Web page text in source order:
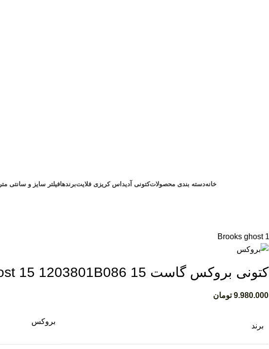
خانهدسته بندی محصولاتکتونی آدیداس کریزی فلایتبرندهافیلتر سایز و سانتی متر
کتونی بروکس گاست 15 Brooks ghost 15 1203801B086
9.980.000 تومان
برند
بروکس